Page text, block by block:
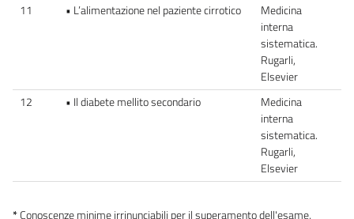
11
• L’alimentazione nel paziente cirrotico
Medicina
interna
sistematica.
Rugarli,
Elsevier
12
• Il diabete mellito secondario
Medicina
interna
sistematica.
Rugarli,
Elsevier
*Conoscenze minime irrinunciabili per il superamento dell'esame.